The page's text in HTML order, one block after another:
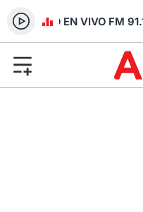
RADIO EN VIVO FM